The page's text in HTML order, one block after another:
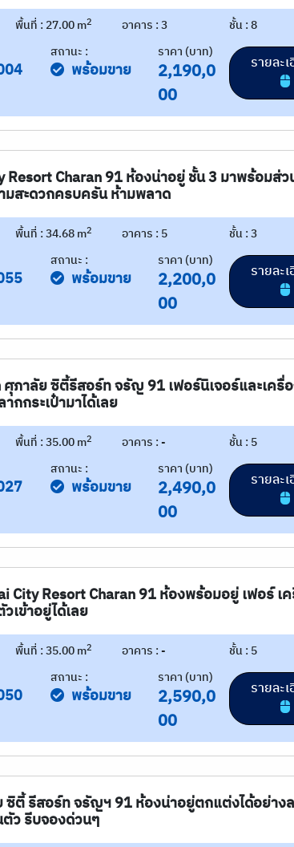
พื้นที่ : 27.00 m2 อาคาร : 3
ชั้น : 8
สถานะ :
พร้อมขาย
ราคา (บาท)
2,190,0
00
Resort Charan 91 ห้องน่าอยู่ ชั้น 3 มาพร้อมส่
มสะดวกครบครัน ห้ามพลาด
พื้นที่ : 34.68 m2 อาคาร : 5
ชั้น : 3
สถานะ :
พร้อมขาย
ราคา (บาท)
2,200,0
00
ศุภาลัย ซิตี้รีสอร์ท จรัญ 91 เฟอร์นิเจอร์และเครื่
กระเป๋ามาได้เลย
พื้นที่ : 35.00 m2 อาคาร : -
ชั้น : 5
สถานะ :
พร้อมขาย
ราคา (บาท)
2,490,0
00
City Resort Charan 91 ห้องพร้อมอยู่ เฟอร์ เ
เข้าอยู่ได้เลย
พื้นที่ : 35.00 m2 อาคาร : -
ชั้น : 5
สถานะ :
พร้อมขาย
ราคา (บาท)
2,590,0
00
ซิตี้ รีสอร์ท จรัญฯ 91 ห้องน่าอยู่ตกแต่งได้อย่าง
ว รีบจองด่วนๆ